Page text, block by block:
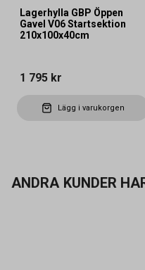
Lagerhylla GBP Öppen
Gavel V06 Startsektion
210x100x40cm
1 795 kr
Lägg i varukorgen
ANDRA KUNDER